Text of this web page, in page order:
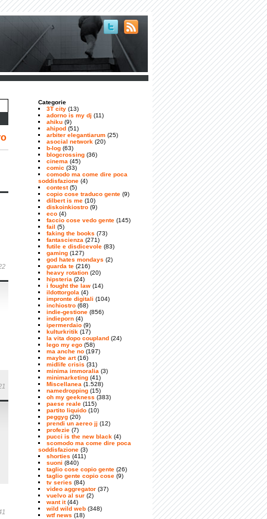
Categorie
3T city (13)
adorno is my dj (11)
ahiku (9)
ahipod (51)
arbiter elegantiarum (25)
asocial network (20)
b-log (63)
blogcrossing (36)
cinema (45)
comic (33)
comodo ma come dire poca
soddisfazione (4)
contest(5)
copio cose traduco gente (9)
dilbert is me (10)
diskoinkiostro (9)
eco (4)
faccio cose vedo gente (145)
fail (5)
faking the books (73)
fantascienza (271)
futile e disdicevole (83)
gaming (127)
god hates mondays (2)
guarda te (216)
heavy rotation (20)
hipsteria (24)
i fought the law (14)
ildottorgola (4)
impronte digitali (104)
inchiostro (68)
indie-gestione (856)
indieporn (4)
ipermerdaio (9)
kulturkritik (17)
la vita dopo coupland (24)
lego my ego (58)
ma anche no (197)
maybe art(16)
midlife crisis (31)
minima immoralia (3)
minimarketing (41)
Miscellanea (1.528)
namedropping (15)
oh my geekness (383)
paese reale (115)
partito liquido (10)
peggyg (20)
prendi un aereo jj (12)
profezie (7)
pucci is the new black (4)
scomodo ma come dire poca
soddisfazione (3)
shorties (411)
suoni (840)
taglio cose copio gente (26)
taglio gente copio cose (9)
tv series (84)
video aggregator (37)
vuelvo al sur (2)
want it(44)
wild wild web (348)
wtf news (18)